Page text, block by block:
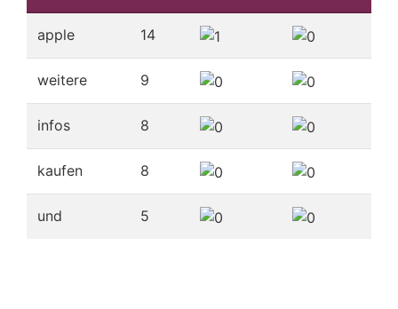
apple 14
weitere 9
infos 8
kaufen 8
und 5